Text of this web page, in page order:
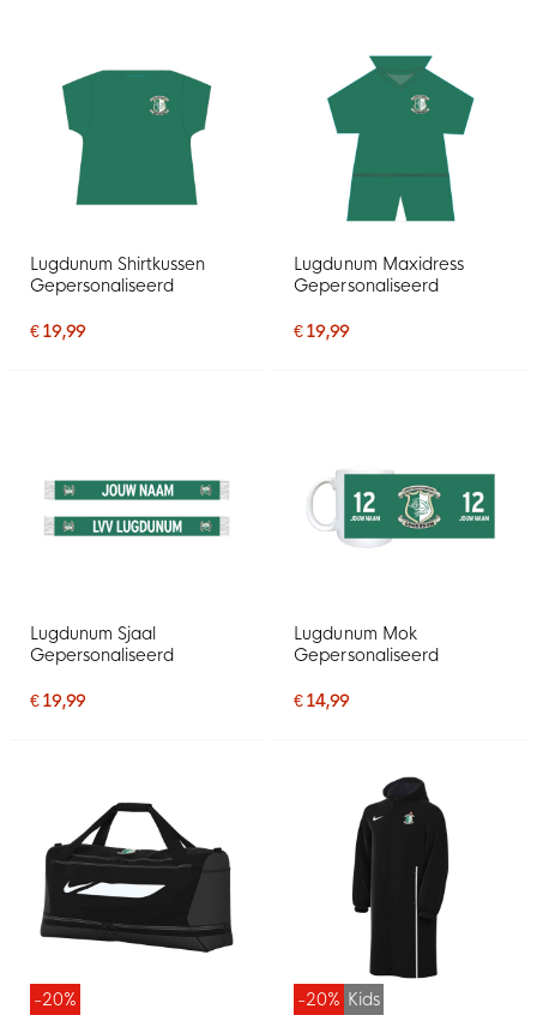
Lugdunum Shirtkussen
Gepersonaliseerd
€ 19,99
Lugdunum Maxidress
Gepersonaliseerd
€ 19,99
Lugdunum Sjaal
Gepersonaliseerd
€ 19,99
Lugdunum Mok
Gepersonaliseerd
€ 14,99
-20%
-20% Kids